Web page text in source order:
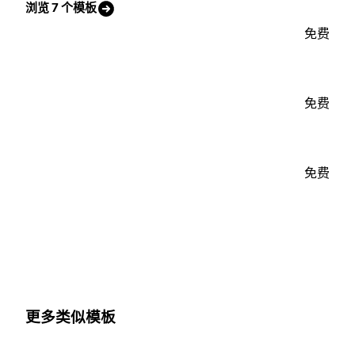
浏览 7 个模板
免费
免费
免费
更多类似模板